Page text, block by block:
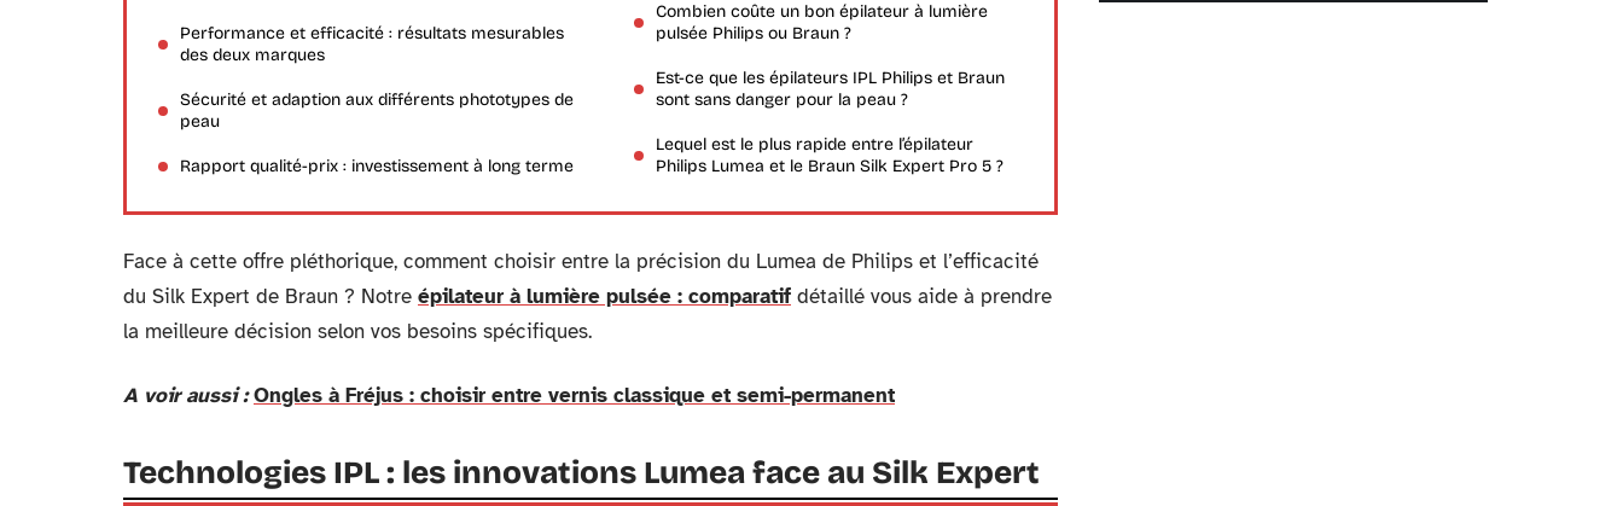
Performance et efficacité : résultats mesurables
des deux marques
Sécurité et adaption aux différents phototypes de
peau
Rapport qualité-prix : investissement à long terme
Combien coûte un bon épilateur à lumière
pulsée Philips ou Braun ?
Est-ce que les épilateurs IPL Philips et Braun
sont sans danger pour la peau ?
Lequel est le plus rapide entre l’épilateur
Philips Lumea et le Braun Silk Expert Pro 5 ?
Face à cette offre pléthorique, comment choisir entre la précision du Lumea de Philips et l’efficacité
du Silk Expert de Braun ? Notre épilateur à lumière pulsée : comparatif détaillé vous aide à prendre
la meilleure décision selon vos besoins spécifiques.
A voir aussi : Ongles à Fréjus : choisir entre vernis classique et semi-permanent
Technologies IPL : les innovations Lumea face au Silk Expert